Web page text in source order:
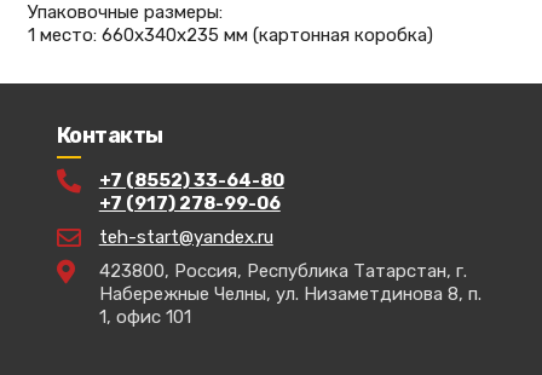
Упаковочные размеры:
1 место: 660х340х235 мм (картонная коробка)
Контакты
+7 (8552) 33-64-80
+7 (917) 278-99-06
teh-start@yandex.ru
423800, Россия, Республика Татарстан, г.
Набережные Челны, ул. Низаметдинова 8, п.
1, офис 101